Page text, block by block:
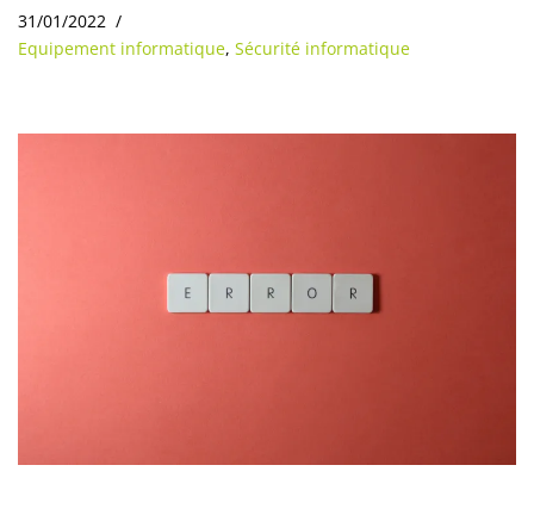
31/01/2022
Equipement informatique, Sécurité informatique